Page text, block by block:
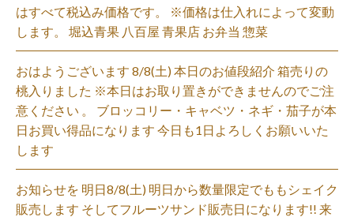
はすべて税込み価格です。 ※価格は仕入れによって変動
します。 堀込青果 八百屋 青果店 お弁当 惣菜
おはようございます 8/8(土) 本日のお値段紹介 箱売りの
桃入りました ※本日はお取り置きができませんのでご注
意ください 。 ブロッコリー・キャベツ・ネギ・茄子が本
日お買い得品になります 今日も1日よろしくお願いいた
します
お知らせを 明日8/8(土) 明日から数量限定でももシェイク
販売します そしてフルーツサンド販売日になります!! 来